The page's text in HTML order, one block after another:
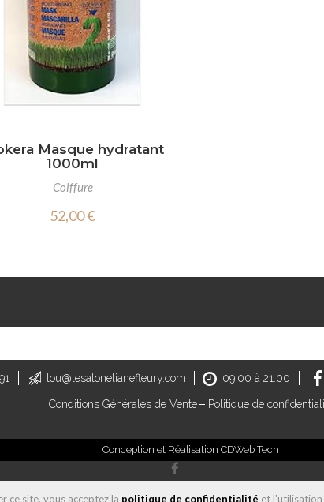
Masque hydratant
1000ml
Coiffure
52,00 €
lou@lesalonelianefleury.com 09:00 à 21:00
Conditions Générales de Vente Politique de
Conception et Réalisation CDWeb Tech
ce site, vous acceptez la politique de confidentialité et